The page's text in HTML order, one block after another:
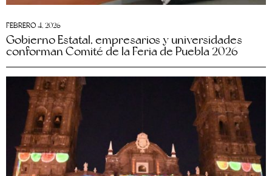
FEBRERO 4, 2026
Gobierno Estatal, empresarios y universidades
conforman Comité de la Feria de Puebla 2026